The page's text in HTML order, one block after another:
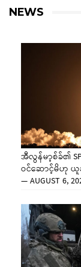
NEWS
အီလွန်မာ့စ်ခ်၏
ဝင်ဆောင့်မိဟု
—AUGUST 6,